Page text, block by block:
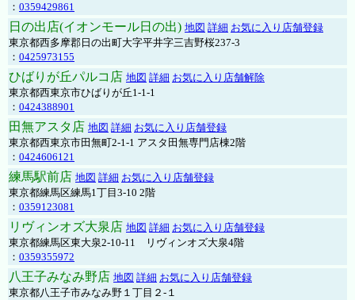
： 0359429861
日の出店(イオンモール日の出) 地図 詳細 お気に入り店舗登録
東京都西多摩郡日の出町大字平井字三吉野桜237-3
： 0425973155
ひばりが丘パルコ店 地図 詳細 お気に入り店舗解除
東京都西東京市ひばりが丘1-1-1
： 0424388901
田無アスタ店 地図 詳細 お気に入り店舗登録
東京都西東京市田無町2-1-1 アスタ田無専門店棟2階
： 0424606121
練馬駅前店 地図 詳細 お気に入り店舗登録
東京都練馬区練馬1丁目3-10 2階
： 0359123081
リヴィンオズ大泉店 地図 詳細 お気に入り店舗登録
東京都練馬区東大泉2-10-11 リヴィンオズ大泉4階
： 0359355972
八王子みなみ野店 地図 詳細 お気に入り店舗登録
東京都八王子市みなみ野１丁目２-１